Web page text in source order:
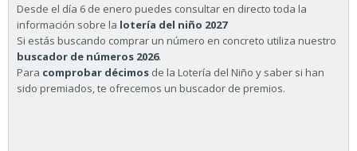
Desde el día 6 de enero puedes consultar en directo toda la
información sobre la lotería del niño 2027
Si estás buscando comprar un número en concreto utiliza nuestro
buscador de números 2026.
Para comprobar décimos de la Lotería del Niño y saber si han
sido premiados, te ofrecemos un buscador de premios.